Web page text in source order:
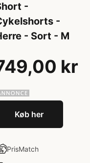
-
-
- Sort - M
kr
Køb her
PrisMatch